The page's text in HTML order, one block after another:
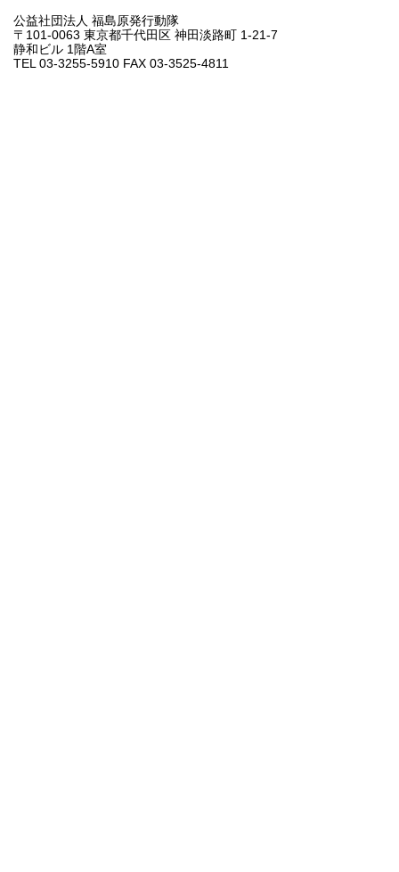
公益社団法人 福島原発行動隊
〒101-0063 東京都千代田区 神田淡路町 1-21-7
静和ビル 1階A室
TEL 03-3255-5910 FAX 03-3525-4811